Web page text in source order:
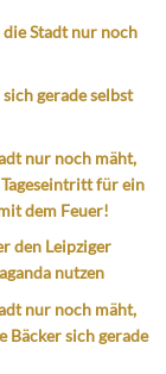
Stadt nur noch
gerade selbst
nur noch mäht,
für ein
dem Feuer!
den Leipziger
nutzen
nur noch mäht,
Bäcker sich gerade